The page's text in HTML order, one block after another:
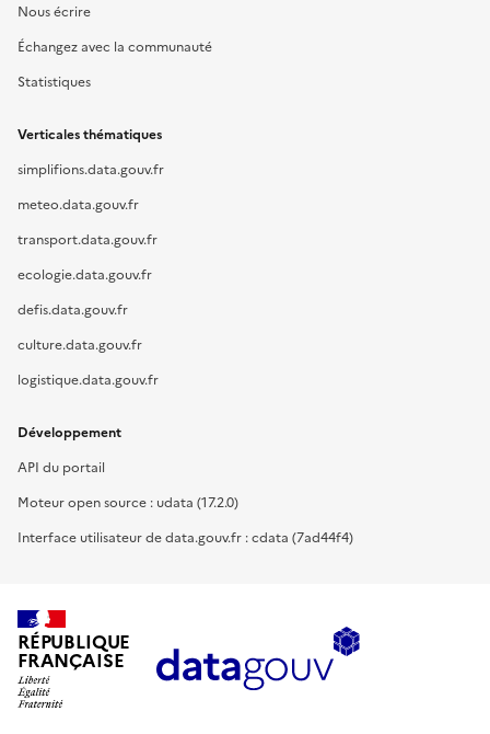
Nous écrire
Échangez avec la communauté
Statistiques
Verticales thématiques
simplifions.data.gouv.fr
meteo.data.gouv.fr
transport.data.gouv.fr
ecologie.data.gouv.fr
defis.data.gouv.fr
culture.data.gouv.fr
logistique.data.gouv.fr
Développement
API du portail
Moteur open source : udata (17.2.0)
Interface utilisateur de data.gouv.fr : cdata (7ad44f4)
RÉPUBLIQUE
FRANÇAISE